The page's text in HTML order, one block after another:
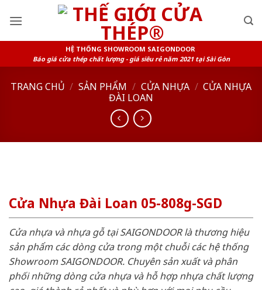
HỆ THỐNG SHOWROOM SAIGONDOOR
Báo giá cửa thép chất lượng - giá siêu rẻ năm 2021 tại Sài Gòn
TRANG CHỦ / SẢN PHẨM / CỬA NHỰA / CỬA NHỰA
ĐÀI LOAN
Cửa Nhựa Đài Loan 05-808g-SGD
Cửa nhựa và nhựa gỗ tại SAIGONDOOR là thương hiệu
sản phẩm các dòng cửa trong một chuỗi các hệ thống
Showroom SAIGONDOOR. Chuyên sản xuất và phân
phối những dòng cửa nhựa và hỗ hợp nhựa chất lượng